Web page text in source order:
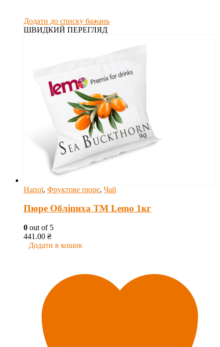
Додати до списку бажань
ШВИДКИЙ ПЕРЕГЛЯД
Напої, Фруктове пюре, Чай
Пюре Обліпиха ТМ Lemo 1кг
0 out of 5
441.00 ₴
Додати в кошик